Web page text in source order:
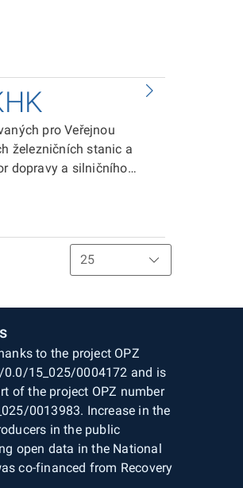
pro Veřejnou
železničních stanic a
dopravy a silničního
to the project OPZ
0.0/15_025/0004172 and is
of the project OPZ number
0013983. Increase in the
in the public
open data in the National
co-financed from Recovery